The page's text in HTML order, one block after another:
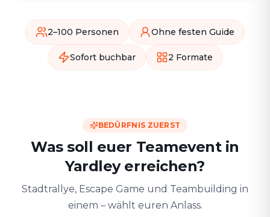
2–100 Personen Ohne festen Guide
Sofort buchbar 2 Formate
BEDÜRFNIS ZUERST
Was soll euer Teamevent in
Yardley erreichen?
Stadtrallye, Escape Game und Teambuilding in
einem – wählt euren Anlass.